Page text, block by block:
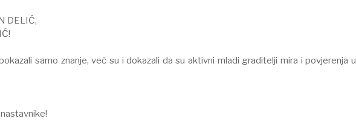
DELIĆ,
samo znanje, već su i dokazali da su aktivni mladi graditelji mira i povjerenja u